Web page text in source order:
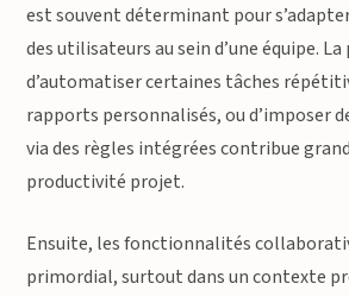
est souvent déterminant pour
des utilisateurs au sein d’une équipe.
d’automatiser certaines tâches
rapports personnalisés, ou d’imposer
via des règles intégrées contribue
productivité projet.
Ensuite, les fonctionnalités
primordial, surtout dans un contexte